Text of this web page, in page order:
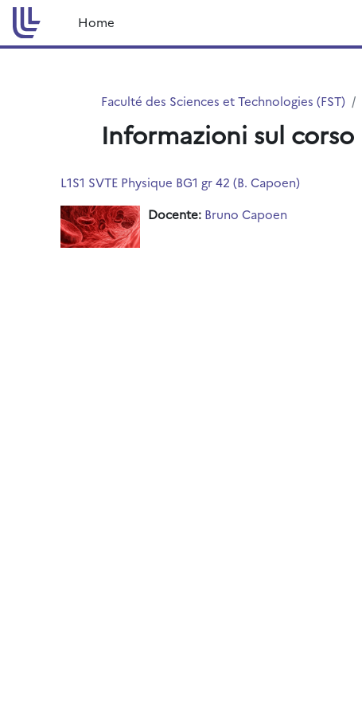
Vai al contenuto principale
Home
Faculté des Sciences et Technologies (FST)
Informazioni sul corso
L1S1 SVTE Physique BG1 gr 42 (B. Capoen)
Docente: Bruno Capoen